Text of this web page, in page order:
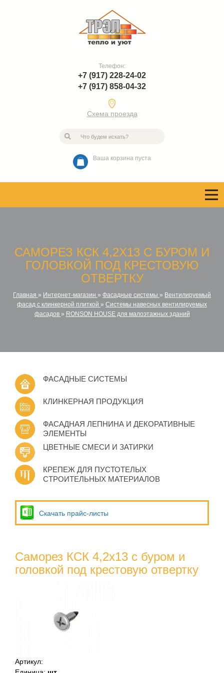
Телефон:
+7 (917) 228-24-02
+7 (917) 858-04-32
Схема проезда
Ваша корзина пуста
САМОРЕЗ КСК 4,2Х13 С БУРОМ И
ГОЛОВКОЙ ПОД КРЕСТОВУЮ
ОТВЕРТКУ
Главная » Интернет-магазин » Фасадные системы » Вентилируемый
фасад с клинкерной плиткой » Системы навесных вентилируемых
фасадов » RONSON HOUSE для малоэтажных зданий
ФАСАДНЫЕ СИСТЕМЫ
КЛИНКЕРНАЯ ПРОДУКЦИЯ
ФАСАДНАЯ ЛЕПНИНА И ДЕКОРАТИВНЫЕ
ЭЛЕМЕНТЫ
ЦВЕТНЫЕ СМЕСИ И ЗАТИРКИ
КРЕПЕЖ ДЛЯ ПУСТОТЕЛЫХ
СТРОИТЕЛЬНЫХ МАТЕРИАЛОВ
Скачать прайс-листы
Саморез КСК 4,2х13 с буром и
головкой под крестовую отвертку
Артикул: